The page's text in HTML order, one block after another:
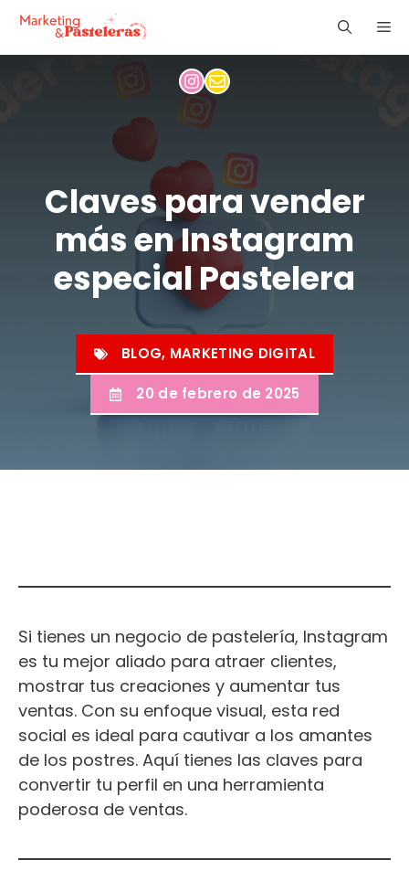
Saltar
contenido
Claves para vender
más en Instagram
especial Pastelera
BLOG, MARKETING DIGITAL
20 de febrero de 2025
Si tienes un negocio de pastelería, Instagram
es tu mejor aliado para atraer clientes,
mostrar tus creaciones y aumentar tus
ventas. Con su enfoque visual, esta red
social es ideal para cautivar a los amantes
de los postres. Aquí tienes las claves para
convertir tu perfil en una herramienta
poderosa de ventas.